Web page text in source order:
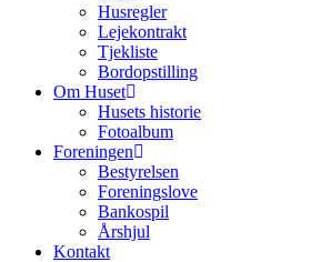
Husregler
Lejekontrakt
Tjekliste
Bordopstilling
Om Huset
Husets historie
Fotoalbum
Foreningen
Bestyrelsen
Foreningslove
Bankospil
Årshjul
Kontakt